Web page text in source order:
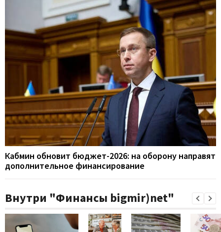
Кабмин обновит бюджет-2026: на оборону направят
дополнительное финансирование
Внутри "Финансы bigmir)net"